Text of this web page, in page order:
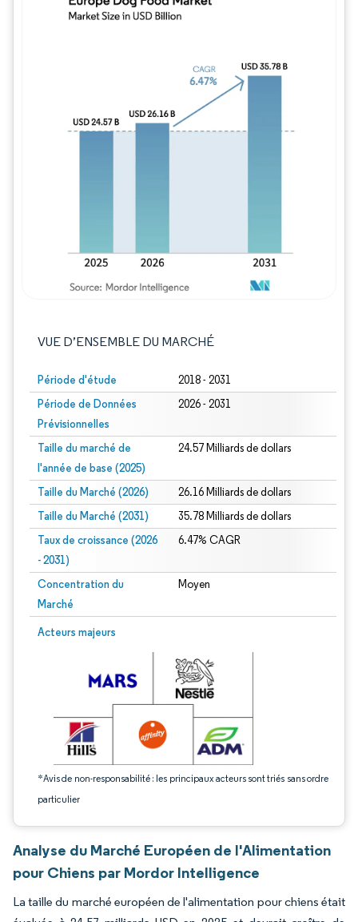
VUE D’ENSEMBLE DU MARCHÉ
Période d'étude 2018 - 2031
Période de Données
Prévisionnelles
2026 - 2031
Taille du marché de
l'année de base (2025)
24.57 Milliards de dollars
Taille du Marché (2026) 26.16 Milliards de dollars
Taille du Marché (2031) 35.78 Milliards de dollars
Taux de croissance (2026
- 2031)
6.47% CAGR
Concentration du
Marché
Moyen
Acteurs majeurs
*Avis de non-responsabilité : les principaux acteurs sont triés sans ordre
particulier
Image © Mordor Intelligence. La réutilisation nécessite une attribution sous CC
Analyse du Marché Européen de l'Alimentation
pour Chiens par Mordor Intelligence
La taille du marché européen de l'alimentation pour chiens était